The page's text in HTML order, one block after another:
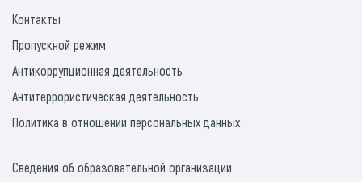
Контакты
Пропускной режим
Антикоррупционная деятельность
Антитеррористическая деятельность
Политика в отношении персональных данных
Сведения об образовательной организации